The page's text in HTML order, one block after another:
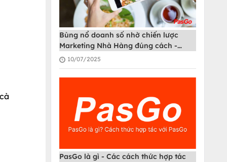
Bùng nổ doanh số nhờ chiến lược
Marketing Nhà Hàng đúng cách -
PasGo
10/07/2025
PasGo là gì - Các cách thức hợp tác